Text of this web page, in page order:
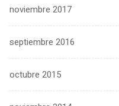
noviembre 2017
septiembre 2016
octubre 2015